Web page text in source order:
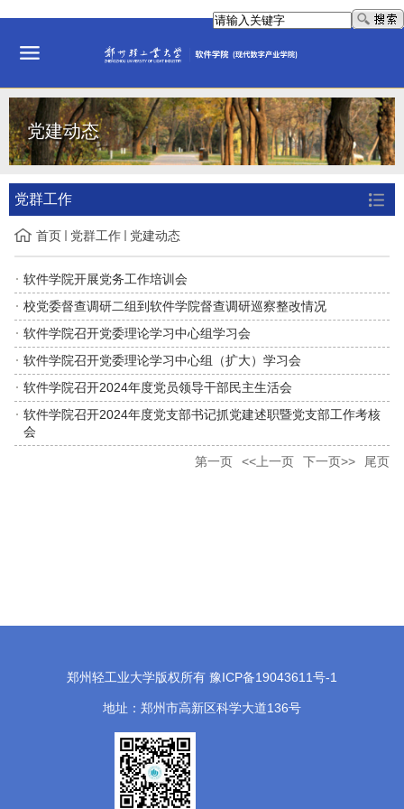
党建动态
党群工作
首页 党群工作 党建动态
软件学院开展党务工作培训会
校党委督查调研二组到软件学院督查调研巡察整改情况
软件学院召开党委理论学习中心组学习会
软件学院召开党委理论学习中心组（扩大）学习会
软件学院召开2024年度党员领导干部民主生活会
软件学院召开2024年度党支部书记抓党建述职暨党支部工作考核
会
第一页 <<上一页 下一页>> 尾页
郑州轻工业大学版权所有 豫ICP备19043611号-1
地址：郑州市高新区科学大道136号